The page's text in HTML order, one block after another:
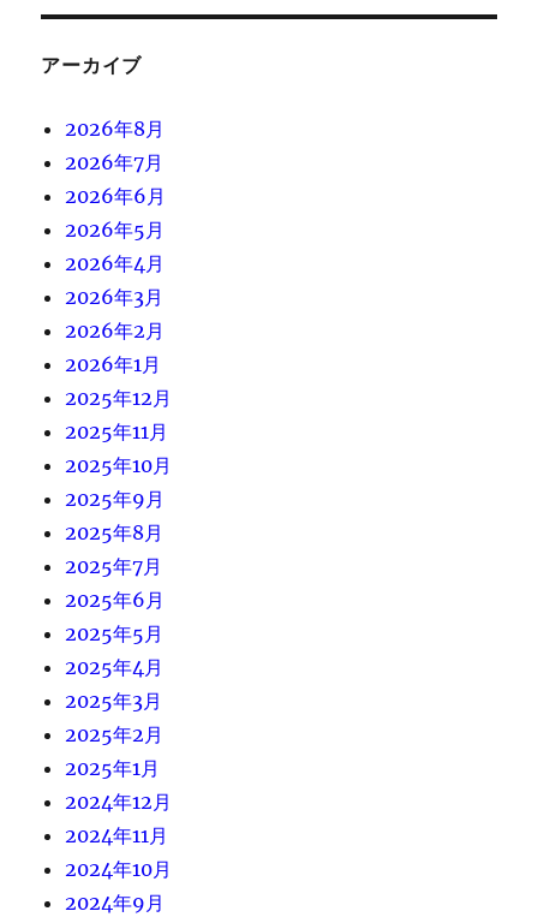
アーカイブ
2026年8月
2026年7月
2026年6月
2026年5月
2026年4月
2026年3月
2026年2月
2026年1月
2025年12月
2025年11月
2025年10月
2025年9月
2025年8月
2025年7月
2025年6月
2025年5月
2025年4月
2025年3月
2025年2月
2025年1月
2024年12月
2024年11月
2024年10月
2024年9月